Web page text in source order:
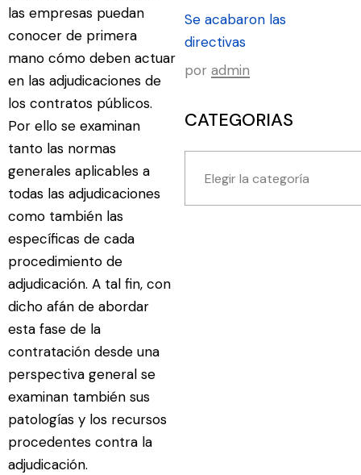
las empresas puedan
conocer de primera
mano cómo deben actuar
en las adjudicaciones de
los contratos públicos.
Por ello se examinan
tanto las normas
generales aplicables a
todas las adjudicaciones
como también las
específicas de cada
procedimiento de
adjudicación. A tal fin, con
dicho afán de abordar
esta fase de la
contratación desde una
perspectiva general se
examinan también sus
patologías y los recursos
procedentes contra la
adjudicación.
Se acabaron las
directivas
por admin
CATEGORIAS